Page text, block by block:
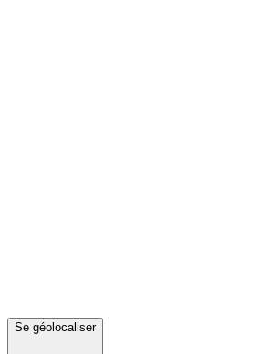
Se géolocaliser